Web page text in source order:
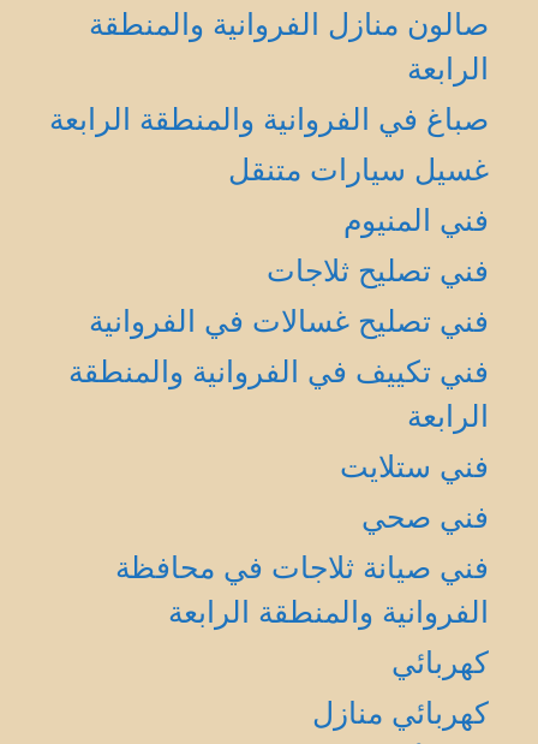
صالون منازل الفروانية والمنطقة
الرابعة
صباغ في الفروانية والمنطقة الرابعة
غسيل سيارات متنقل
فني المنيوم
فني تصليح ثلاجات
فني تصليح غسالات في الفروانية
فني تكييف في الفروانية والمنطقة
الرابعة
فني ستلايت
فني صحي
فني صيانة ثلاجات في محافظة
الفروانية والمنطقة الرابعة
كهربائي
كهربائي منازل